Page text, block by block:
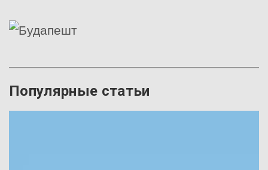
Популярные статьи